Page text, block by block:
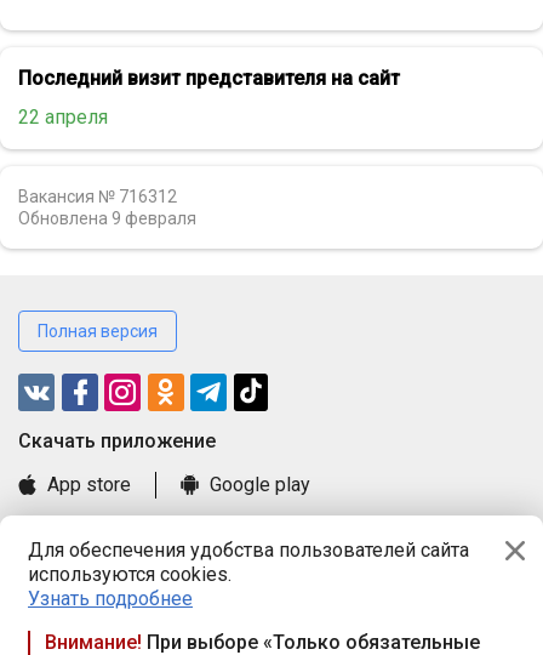
Для обеспечения удобства пользователей сайта
используются cookies.
Узнать подробнее
Внимание! При выборе «Только обязательные
Последний визит представителя на сайт
22 апреля
Вакансия № 716312
Обновлена 9 февраля
Полная версия
Cкачать приложение
App store
Google play
Книга замечаний и предложений
Правила и документы
Praca.by © 2000—2026, ООО «ПРАЦА БАЙ»